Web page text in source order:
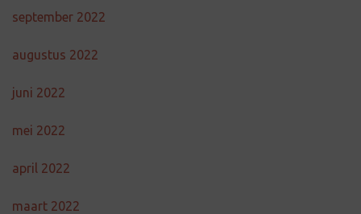
september 2022
augustus 2022
juni 2022
mei 2022
april 2022
maart 2022